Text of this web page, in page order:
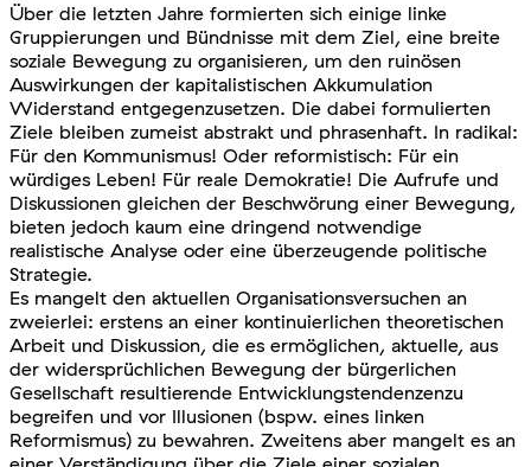
Über die letzten Jahre formierten sich einige linke
Gruppierungen und Bündnisse mit dem Ziel, eine breite
soziale Bewegung zu organisieren, um den ruinösen
Auswirkungen der kapitalistischen Akkumulation
Widerstand entgegenzusetzen. Die dabei formulierten
Ziele bleiben zumeist abstrakt und phrasenhaft. In radikal:
Für den Kommunismus! Oder reformistisch: Für ein
würdiges Leben! Für reale Demokratie! Die Aufrufe und
Diskussionen gleichen der Beschwörung einer Bewegung,
bieten jedoch kaum eine dringend notwendige
realistische Analyse oder eine überzeugende politische
Strategie.
Es mangelt den aktuellen Organisationsversuchen an
zweierlei: erstens an einer kontinuierlichen theoretischen
Arbeit und Diskussion, die es ermöglichen, aktuelle, aus
der widersprüchlichen Bewegung der bürgerlichen
Gesellschaft resultierende Entwicklungstendenzenzu
begreifen und vor Illusionen (bspw. eines linken
Reformismus) zu bewahren. Zweitens aber mangelt es an